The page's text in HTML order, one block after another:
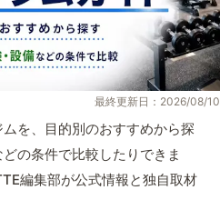
最終更新日：2026/08/10
を、目的別のおすすめから探
の条件で比較したりできま
編集部が公式情報と独自取材